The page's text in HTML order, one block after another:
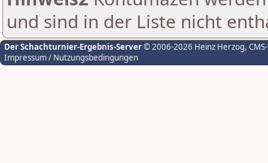
und sind in der Liste nicht
Der Schachturnier-Ergebnis-Server© 2006-2026 Heinz Herzog,
Impressum / Nutzungsbedingungen